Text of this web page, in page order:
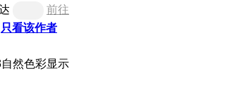
前往
只看该作者